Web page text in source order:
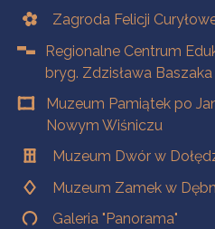
Zagroda Felicji
Regionalne Centrum
bryg. Zdzisława Baszaka
Muzeum Pamiątek po
Nowym Wiśniczu
Muzeum Dwór w
Muzeum Zamek w
Galeria "Panorama"